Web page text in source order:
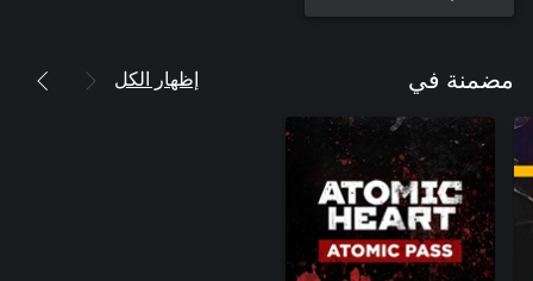
مضمنة في إظهار الكل